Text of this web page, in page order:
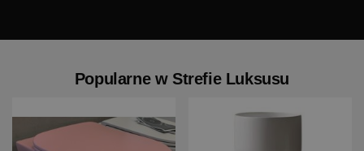
Popularne w Strefie Luksusu